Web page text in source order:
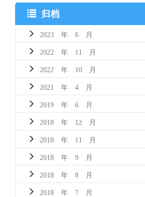
归档
2023 年 6 月
2022 年 11 月
2022 年 10 月
2021 年 4 月
2019 年 6 月
2018 年 12 月
2018 年 11 月
2018 年 9 月
2018 年 8 月
2018 年 7 月